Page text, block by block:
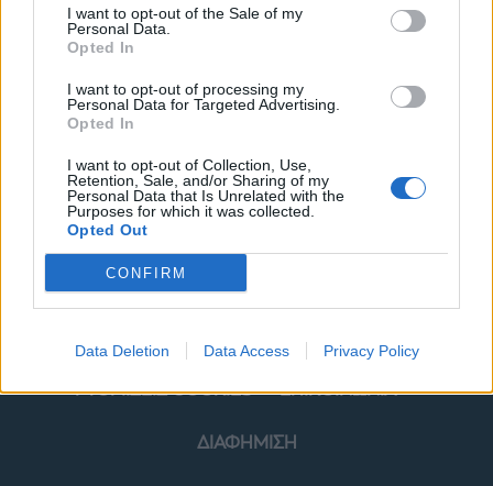
I want to opt-out of the Sale of my
Personal Data.
Opted In
I want to opt-out of processing my
Personal Data for Targeted Advertising.
Opted In
I want to opt-out of Collection, Use,
Retention, Sale, and/or Sharing of my
Personal Data that Is Unrelated with the
Purposes for which it was collected.
Opted Out
CONFIRM
Data Deletion Data Access Privacy Policy
POWER TO INSPIRE WELL BEING
ΡΥΘΜΙΣΕΙΣ COOKIES ΕΠΙΚΟΙΝΩΝΙΑ
ΔΙΑΦΗΜΙΣΗ